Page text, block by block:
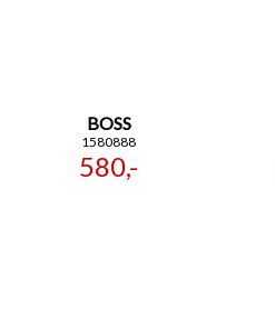
BOSS
1580888
580,-